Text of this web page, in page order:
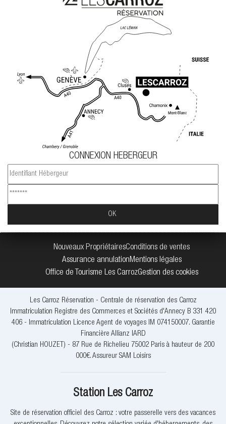
CONNEXION HEBERGEUR
Nouveaux PropriétairesConditions de ventes
Assurance annulationMentions légales
Office de Tourisme Les CarrozGestion des cookies
Les Carroz Réservation - Centrale de réservation des Carroz
Immatriculation Registre des Commerces et Sociétés d'Annecy B 331 420
406 - Immatriculation Licence Agent de voyages IM 074150007. Garantie
Financière Allianz IARD
(Christian HOUZET) - 87 Rue de Richelieu 75002 Paris à hauteur de 200
000€. Assureur SAM Loisirs
Station Les Carroz
Site de réservation officiel des Carroz : votre passerelle vers des vacances